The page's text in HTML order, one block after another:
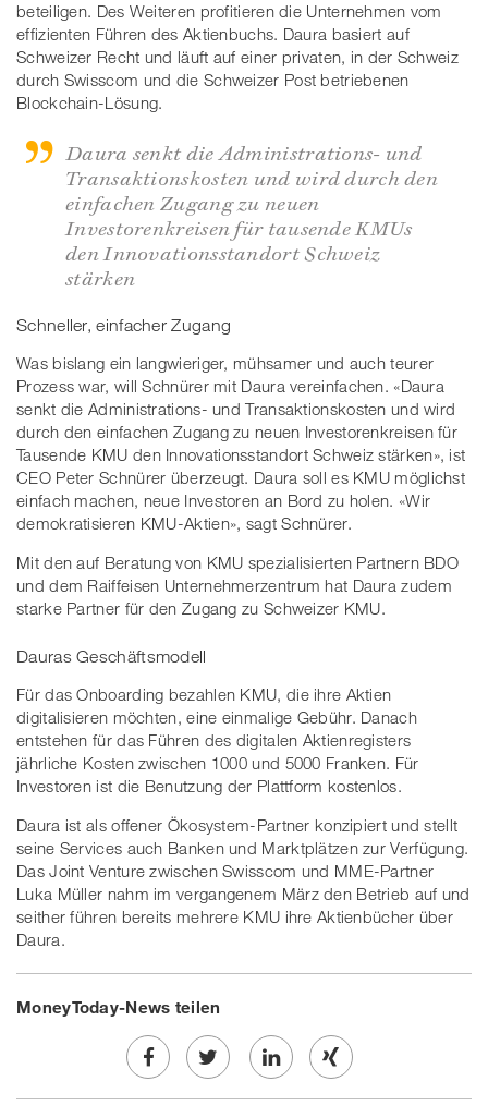
beteiligen. Des Weiteren profitieren die Unternehmen vom
effizienten Führen des Aktienbuchs. Daura basiert auf
Schweizer Recht und läuft auf einer privaten, in der Schweiz
durch Swisscom und die Schweizer Post betriebenen
Blockchain-Lösung.
Daura senkt die Administrations- und
Transaktionskosten und wird durch den
einfachen Zugang zu neuen
Investorenkreisen für tausende KMUs
den Innovationsstandort Schweiz
stärken
Schneller, einfacher Zugang
Was bislang ein langwieriger, mühsamer und auch teurer
Prozess war, will Schnürer mit Daura vereinfachen. «Daura
senkt die Administrations- und Transaktionskosten und wird
durch den einfachen Zugang zu neuen Investorenkreisen für
Tausende KMU den Innovationsstandort Schweiz stärken», ist
CEO Peter Schnürer überzeugt. Daura soll es KMU möglichst
einfach machen, neue Investoren an Bord zu holen. «Wir
demokratisieren KMU-Aktien», sagt Schnürer.
Mit den auf Beratung von KMU spezialisierten Partnern BDO
und dem Raiffeisen Unternehmerzentrum hat Daura zudem
starke Partner für den Zugang zu Schweizer KMU.
Dauras Geschäftsmodell
Für das Onboarding bezahlen KMU, die ihre Aktien
digitalisieren möchten, eine einmalige Gebühr. Danach
entstehen für das Führen des digitalen Aktienregisters
jährliche Kosten zwischen 1000 und 5000 Franken. Für
Investoren ist die Benutzung der Plattform kostenlos.
Daura ist als offener Ökosystem-Partner konzipiert und stellt
seine Services auch Banken und Marktplätzen zur Verfügung.
Das Joint Venture zwischen Swisscom und MME-Partner
Luka Müller nahm im vergangenem März den Betrieb auf und
seither führen bereits mehrere KMU ihre Aktienbücher über
Daura.
MoneyToday-News teilen
Share Twe
Share Share